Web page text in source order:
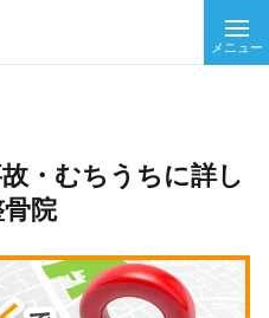
メニュー
・むちうちに詳し
院